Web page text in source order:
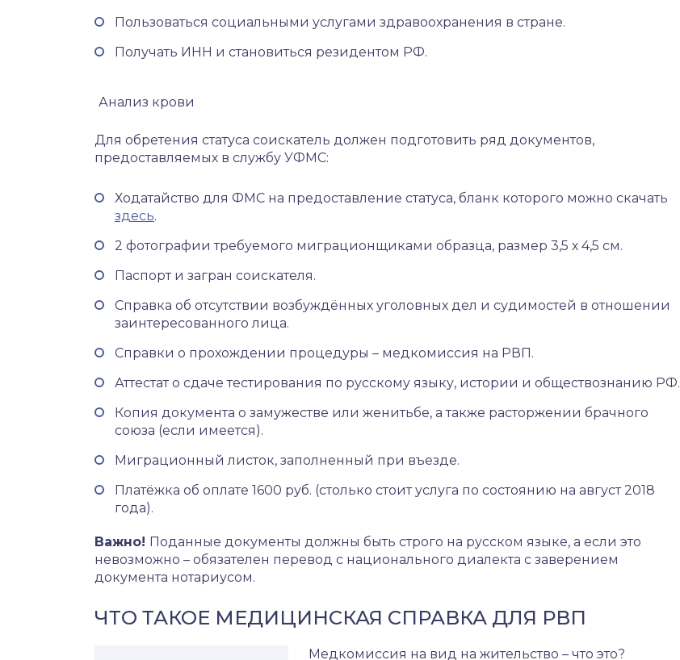
Пользоваться социальными услугами здравоохранения в стране.
Получать ИНН и становиться резидентом РФ.
Анализ крови
Для обретения статуса соискатель должен подготовить ряд документов,
предоставляемых в службу УФМС:
Ходатайство для ФМС на предоставление статуса, бланк которого можно скачать
здесь.
2 фотографии требуемого миграционщиками образца, размер 3,5 х 4,5 см.
Паспорт и загран соискателя.
Справка об отсутствии возбуждённых уголовных дел и судимостей в отношении
заинтересованного лица.
Справки о прохождении процедуры – медкомиссия на РВП.
Аттестат о сдаче тестирования по русскому языку, истории и обществознанию РФ.
Копия документа о замужестве или женитьбе, а также расторжении брачного
союза (если имеется).
Миграционный листок, заполненный при въезде.
Платёжка об оплате 1600 руб. (столько стоит услуга по состоянию на август 2018
года).
Важно! Поданные документы должны быть строго на русском языке, а если это
невозможно – обязателен перевод с национального диалекта с заверением
документа нотариусом.
ЧТО ТАКОЕ МЕДИЦИНСКАЯ СПРАВКА ДЛЯ РВП
Медкомиссия на вид на жительство – что это?